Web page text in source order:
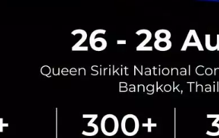
UN เตือนเวลาเหลือน้อยกับเป้าห
2050 ถ้าไม่แก้ให้ไวและแบบถอนร
UN เตือนเวลาเหลือน้อยกับเป้าหมาย
การเปลี่ยนแปลงอย่างถอนรากถอนโคน
มีนาคม 21, 2023| ByTechsauce Team